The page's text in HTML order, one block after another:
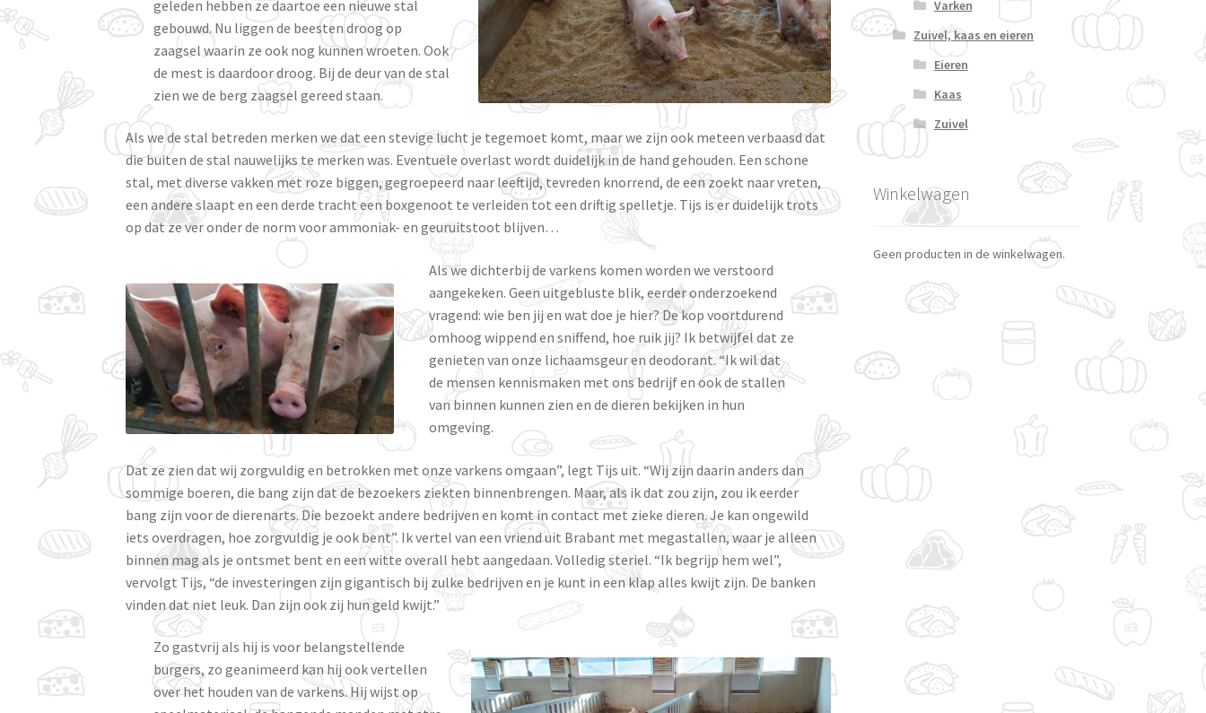
geleden hebben ze daartoe een nieuwe stal
gebouwd. Nu liggen de beesten droog op
zaagsel waarin ze ook nog kunnen wroeten. Ook
de mest is daardoor droog. Bij de deur van de stal
zien we de berg zaagsel gereed staan.
Als we de stal betreden merken we dat een stevige lucht je tegemoet komt, maar we zijn ook meteen verbaasd dat
die buiten de stal nauwelijks te merken was. Eventuele overlast wordt duidelijk in de hand gehouden. Een schone
stal, met diverse vakken met roze biggen, gegroepeerd naar leeftijd, tevreden knorrend, de een zoekt naar vreten,
een andere slaapt en een derde tracht een boxgenoot te verleiden tot een driftig spelletje. Tijs is er duidelijk trots
op dat ze ver onder de norm voor ammoniak- en geuruitstoot blijven…
Als we dichterbij de varkens komen worden we verstoord
aangekeken. Geen uitgebluste blik, eerder onderzoekend
vragend: wie ben jij en wat doe je hier? De kop voortdurend
omhoog wippend en sniffend, hoe ruik jij? Ik betwijfel dat ze
genieten van onze lichaamsgeur en deodorant. “Ik wil dat
de mensen kennismaken met ons bedrijf en ook de stallen
van binnen kunnen zien en de dieren bekijken in hun
omgeving.
Dat ze zien dat wij zorgvuldig en betrokken met onze varkens omgaan”, legt Tijs uit. “Wij zijn daarin anders dan
sommige boeren, die bang zijn dat de bezoekers ziekten binnenbrengen. Maar, als ik dat zou zijn, zou ik eerder
bang zijn voor de dierenarts. Die bezoekt andere bedrijven en komt in contact met zieke dieren. Je kan ongewild
iets overdragen, hoe zorgvuldig je ook bent”. Ik vertel van een vriend uit Brabant met megastallen, waar je alleen
binnen mag als je ontsmet bent en een witte overall hebt aangedaan. Volledig steriel. “Ik begrijp hem wel”,
vervolgt Tijs, “de investeringen zijn gigantisch bij zulke bedrijven en je kunt in een klap alles kwijt zijn. De banken
vinden dat niet leuk. Dan zijn ook zij hun geld kwijt.”
Zo gastvrij als hij is voor belangstellende
burgers, zo geanimeerd kan hij ook vertellen
over het houden van de varkens. Hij wijst op
Varken
Zuivel, kaas en eieren
Eieren
Kaas
Zuivel
Winkelwagen
Geen producten in de winkelwagen.